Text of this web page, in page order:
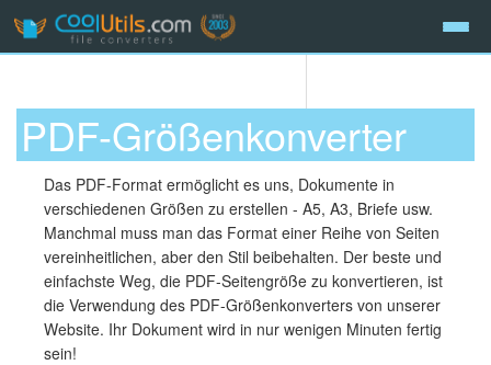
PDF-Größenkonverter
Das PDF-Format ermöglicht es uns, Dokumente in
verschiedenen Größen zu erstellen - A5, A3, Briefe usw.
Manchmal muss man das Format einer Reihe von Seiten
vereinheitlichen, aber den Stil beibehalten. Der beste und
einfachste Weg, die PDF-Seitengröße zu konvertieren, ist
die Verwendung des PDF-Größenkonverters von unserer
Website. Ihr Dokument wird in nur wenigen Minuten fertig
sein!